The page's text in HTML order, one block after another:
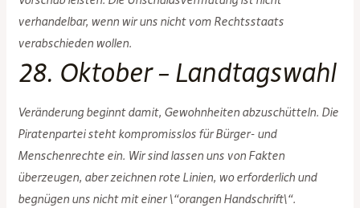
verhandelbar, wenn wir uns nicht vom Rechtsstaats
verabschieden wollen.
28. Oktober – Landtagswahl
Veränderung beginnt damit, Gewohnheiten abzuschütteln. Die
Piratenpartei steht kompromisslos für Bürger- und
Menschenrechte ein. Wir sind lassen uns von Fakten
überzeugen, aber zeichnen rote Linien, wo erforderlich und
begnügen uns nicht mit einer \“orangen Handschrift\“.